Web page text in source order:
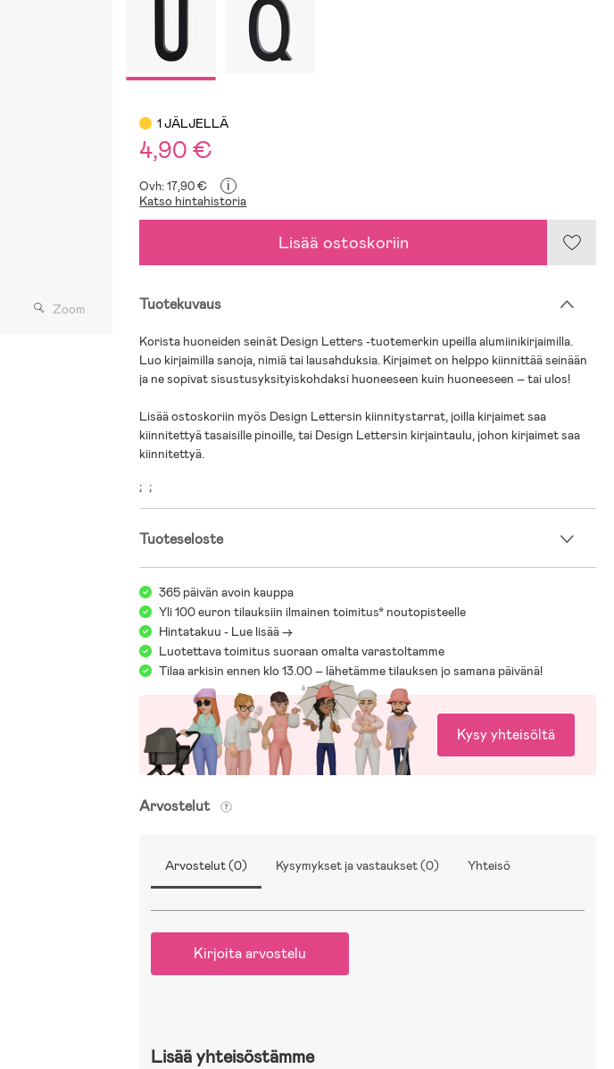
Zoom
1 JÄLJELLÄ
4,90 €
Ovh: 17,90 € i
Katso hintahistoria
Lisää ostoskoriin
Tuotekuvaus
Korista huoneiden seinät Design Letters -tuotemerkin upeilla alumiinikirjaimilla.
Luo kirjaimilla sanoja, nimiä tai lausahduksia. Kirjaimet on helppo kiinnittää seinään
ja ne sopivat sisustusyksityiskohdaksi huoneeseen kuin huoneeseen – tai ulos!
Lisää ostoskoriin myös Design Lettersin kiinnitystarrat, joilla kirjaimet saa
kiinnitettyä tasaisille pinoille, tai Design Lettersin kirjaintaulu, johon kirjaimet saa
kiinnitettyä.
; ;
Tuoteseloste
365 päivän avoin kauppa
Yli 100 euron tilauksiin ilmainen toimitus* noutopisteelle
Hintatakuu - Lue lisää ->
Luotettava toimitus suoraan omalta varastoltamme
Tilaa arkisin ennen klo 13.00 – lähetämme tilauksen jo samana päivänä!
Kysy yhteisöltä
Arvostelut
Arvostelut (0) Kysymykset ja vastaukset (0) Yhteisö
Kirjoita arvostelu
Lisää yhteisöstämme